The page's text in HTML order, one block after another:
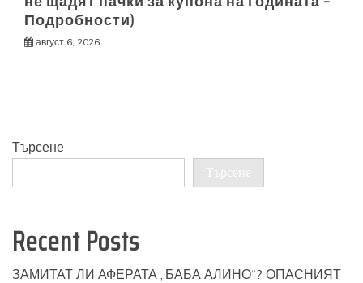
Подробности)
август 6, 2026
Търсене
Търсене
Recent Posts
ЗАМИТАТ ЛИ АФЕРАТА „БАБА АЛИНО“? ОПАСНИЯТ